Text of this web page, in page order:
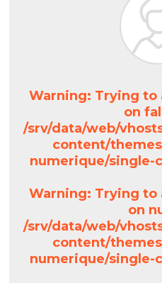
Warning: Trying to
on
/srv/data/web/
content/
numerique/single-
Warning: Trying to
on
/srv/data/web/
content/
numerique/single-